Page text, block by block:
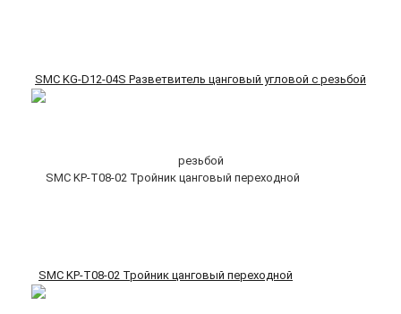
SMC KG-D12-04S Разветвитель цанговый угловой с резьбой
SMC KP-T08-02 Тройник цанговый переходной